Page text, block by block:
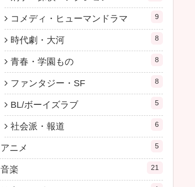
コメディ・ヒューマンドラマ 9
時代劇・大河 8
青春・学園もの 8
ファンタジー・SF 8
BL/ボーイズラブ 5
社会派・報道 6
アニメ 5
音楽 21